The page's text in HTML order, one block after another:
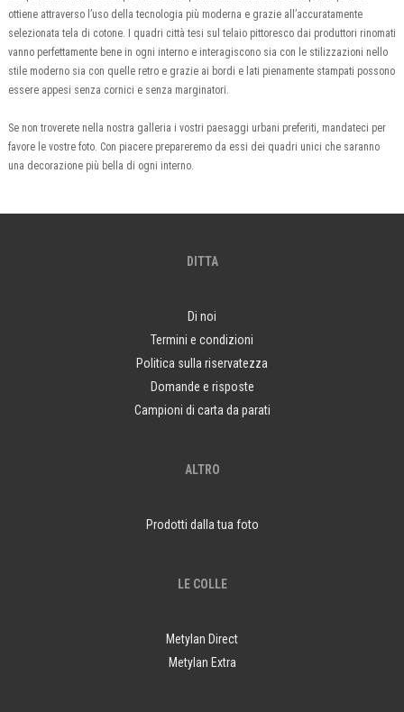
ottiene attraverso l’uso della tecnologia più moderna e grazie all’accuratamente
selezionata tela di cotone. I quadri città tesi sul telaio pittoresco dai produttori rinomati
vanno perfettamente bene in ogni interno e interagiscono sia con le stilizzazioni nello
stile moderno sia con quelle retro e grazie ai bordi e lati pienamente stampati possono
essere appesi senza cornici e senza marginatori.
Se non troverete nella nostra galleria i vostri paesaggi urbani preferiti, mandateci per
favore le vostre foto. Con piacere prepareremo da essi dei quadri unici che saranno
una decorazione più bella di ogni interno.
DITTA
Di noi
Termini e condizioni
Politica sulla riservatezza
Domande e risposte
Campioni di carta da parati
ALTRO
Prodotti dalla tua foto
LE COLLE
Metylan Direct
Metylan Extra